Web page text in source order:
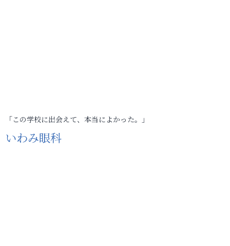
「この学校に出会えて、本当によかった。」
いわみ眼科